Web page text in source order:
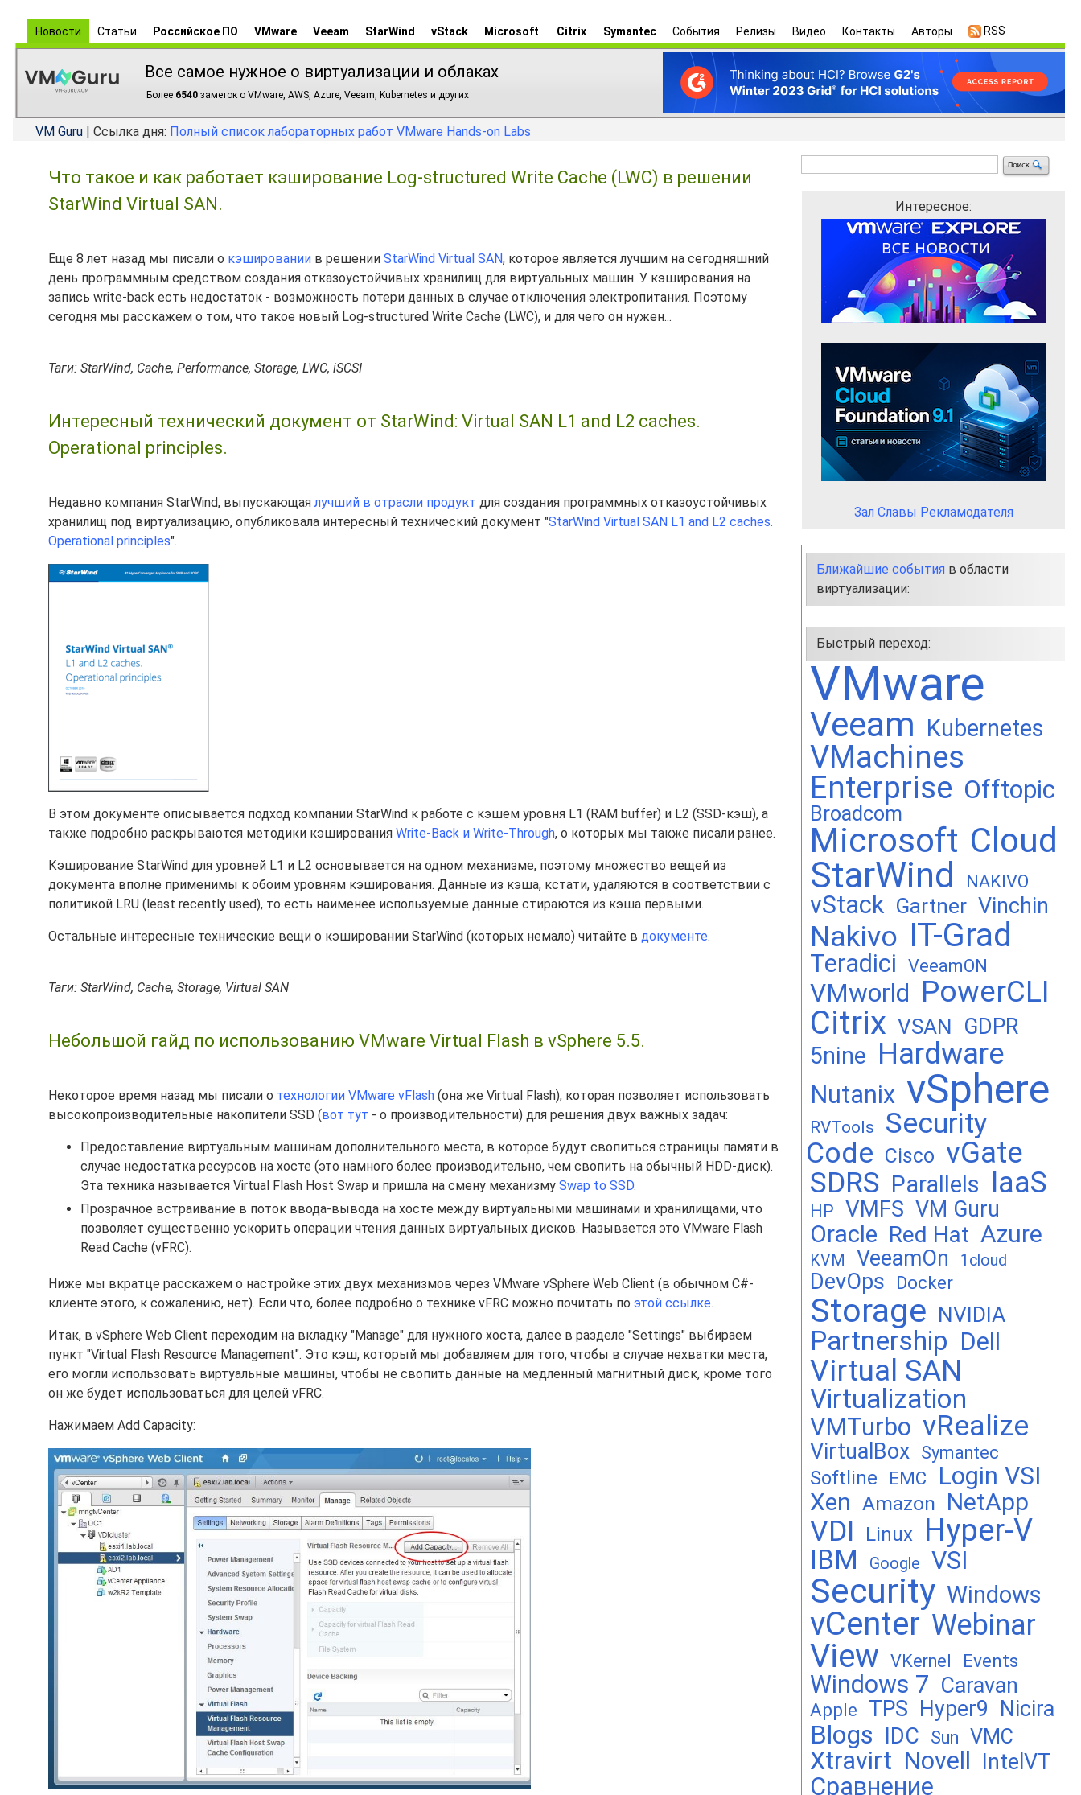
Новости Статьи Российское ПО VMware Veeam StarWind vStack Microsoft Citrix Symantec События Релизы Видео Контакты Авторы RSS
Все самое нужное о виртуализации и облаках
Более 6540 заметок о VMware, AWS, Azure, Veeam, Kubernetes и других
VM Guru | Ссылка дня: Полный список лабораторных работ VMware Hands-on Labs
Что такое и как работает кэширование Log-structured Write Cache (LWC) в решении
StarWind Virtual SAN.
Еще 8 лет назад мы писали о кэшировании в решении StarWind Virtual SAN, которое является лучшим на сегодняшний
день программным средством создания отказоустойчивых хранилищ для виртуальных машин. У кэширования на
запись write-back есть недостаток - возможность потери данных в случае отключения электропитания. Поэтому
сегодня мы расскажем о том, что такое новый Log-structured Write Cache (LWC), и для чего он нужен...
Таги: StarWind, Cache, Performance, Storage, LWC, iSCSI
Интересный технический документ от StarWind: Virtual SAN L1 and L2 caches.
Operational principles.
Недавно компания StarWind, выпускающаялучший в отрасли продукт для создания программных отказоустойчивых
хранилищ под виртуализацию, опубликовала интересный технический документ "StarWind Virtual SAN L1 and L2 caches.
Operational principles".
В этом документе описывается подход компании StarWind к работе с кэшем уровня L1 (RAM buffer) и L2 (SSD-кэш), а
также подробно раскрываются методики кэширования Write-Back и Write-Through, о которых мы также писали ранее.
Кэширование StarWind для уровней L1 и L2 основывается на одном механизме, поэтому множество вещей из
документа вполне применимы к обоим уровням кэширования. Данные из кэша, кстати, удаляются в соответствии с
политикой LRU (least recently used), то есть наименее используемые данные стираются из кэша первыми.
Остальные интересные технические вещи о кэшировании StarWind (которых немало) читайте в документе.
Таги: StarWind, Cache, Storage, Virtual SAN
Небольшой гайд по использованию VMware Virtual Flash в vSphere 5.5.
Некоторое время назад мы писали о технологии VMware vFlash (она же Virtual Flash), которая позволяет использовать
высокопроизводительные накопители SSD (вот тут - о производительности) для решения двух важных задач:
Предоставление виртуальным машинам дополнительного места, в которое будут свопиться страницы памяти в
случае недостатка ресурсов на хосте (это намного более производительно, чем свопить на обычный HDD-диск).
Эта техника называется Virtual Flash Host Swap и пришла на смену механизму Swap to SSD.
Прозрачное встраивание в поток ввода-вывода на хосте между виртуальными машинами и хранилищами, что
позволяет существенно ускорить операции чтения данных виртуальных дисков. Называется это VMware Flash
Read Cache (vFRC).
Ниже мы вкратце расскажем о настройке этих двух механизмов через VMware vSphere Web Client (в обычном C#-
клиенте этого, к сожалению, нет). Если что, более подробно о технике vFRC можно почитать по этой ссылке.
Итак, в vSphere Web Client переходим на вкладку "Manage" для нужного хоста, далее в разделе "Settings" выбираем
пункт "Virtual Flash Resource Management". Это кэш, который мы добавляем для того, чтобы в случае нехватки места,
его могли использовать виртуальные машины, чтобы не свопить данные на медленный магнитный диск, кроме того
он же будет использоваться для целей vFRC.
Нажимаем Add Capacity:
Интересное:
Зал Славы Рекламодателя
Ближайшие события в области
виртуализации:
Быстрый переход:
VMware
Veeam Kubernetes
VMachines
Enterprise Offtopic
Broadcom
Microsoft Cloud
StarWind NAKIVO
vStack Gartner Vinchin
Nakivo IT-Grad
Teradici VeeamON
VMworld PowerCLI
Citrix VSAN GDPR
5nine Hardware
Nutanix vSphere
RVTools
Security
Code Cisco vGate
SDRS Parallels IaaS
HP VMFS VM Guru
Oracle Red Hat Azure
KVM VeeamOn 1cloud
DevOps Docker
Storage NVIDIA
Partnership Dell
Virtual SAN
Virtualization
VMTurbo vRealize
VirtualBox Symantec
Softline EMC
Login VSI
Xen Amazon NetApp
VDI Linux Hyper-V
IBM Google VSI
Security Windows
vCenter Webinar
View VKernel Events
Windows 7 Caravan
Apple TPS Hyper9 Nicira
Blogs IDC Sun VMC
Xtravirt Novell IntelVT
Сравнение